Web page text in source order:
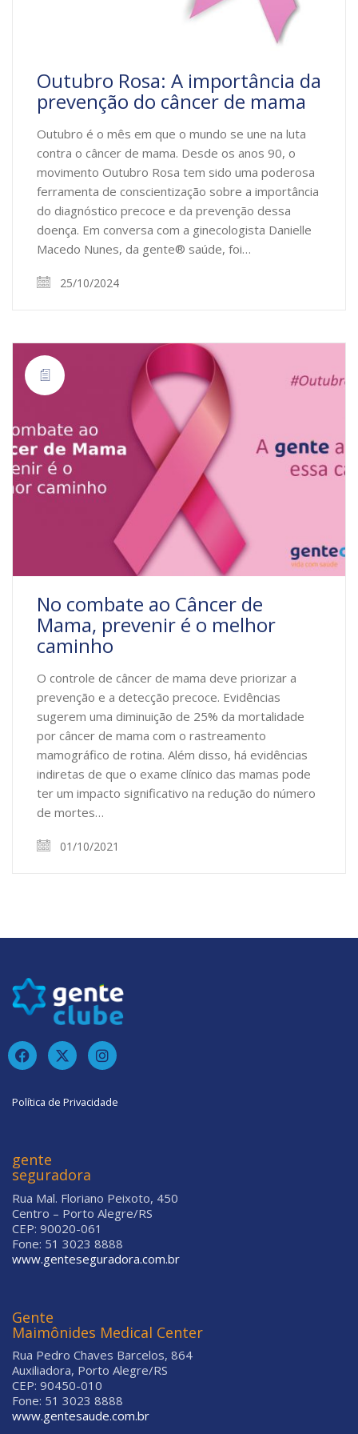
Outubro Rosa: A importância da
prevenção do câncer de mama
Outubro é o mês em que o mundo se une na luta
contra o câncer de mama. Desde os anos 90, o
movimento Outubro Rosa tem sido uma poderosa
ferramenta de conscientização sobre a importância
do diagnóstico precoce e da prevenção dessa
doença. Em conversa com a ginecologista Danielle
Macedo Nunes, da gente® saúde, foi…
25/10/2024
No combate ao Câncer de
Mama, prevenir é o melhor
caminho
O controle de câncer de mama deve priorizar a
prevenção e a detecção precoce. Evidências
sugerem uma diminuição de 25% da mortalidade
por câncer de mama com o rastreamento
mamográfico de rotina. Além disso, há evidências
indiretas de que o exame clínico das mamas pode
ter um impacto significativo na redução do número
de mortes…
01/10/2021
Política de Privacidade
gente
seguradora
Rua Mal. Floriano Peixoto, 450
Centro – Porto Alegre/RS
CEP: 90020-061
Fone: 51 3023 8888
www.genteseguradora.com.br
Gente
Maimônides Medical Center
Rua Pedro Chaves Barcelos, 864
Auxiliadora, Porto Alegre/RS
CEP: 90450-010
Fone: 51 3023 8888
www.gentesaude.com.br